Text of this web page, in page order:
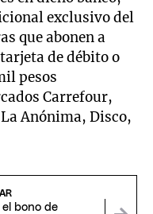
exclusivo del
que abonen a
de débito o
pesos
Carrefour,
Anónima, Disco,
bono de